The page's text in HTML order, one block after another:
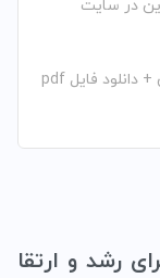
در سایت
روش تدریس ریاضی اول دبستان + دانلود فایل pdf
رشد و ارتقا